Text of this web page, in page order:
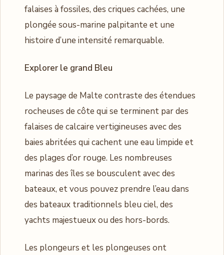
falaises à fossiles, des criques cachées, une
plongée sous-marine palpitante et une
histoire d’une intensité remarquable.
Explorer le grand Bleu
Le paysage de Malte contraste des étendues
rocheuses de côte qui se terminent par des
falaises de calcaire vertigineuses avec des
baies abritées qui cachent une eau limpide et
des plages d’or rouge. Les nombreuses
marinas des îles se bousculent avec des
bateaux, et vous pouvez prendre l’eau dans
des bateaux traditionnels bleu ciel, des
yachts majestueux ou des hors-bords.
Les plongeurs et les plongeuses ont